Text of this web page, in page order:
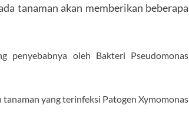
tanaman akan memberikan beberapa
penyebabnya oleh Bakteri Pseudomonas
yang terinfeksi Patogen Xymomonas